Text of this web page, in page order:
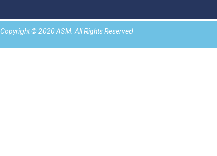
Copyright © 2020ASM. All Rights Reserved